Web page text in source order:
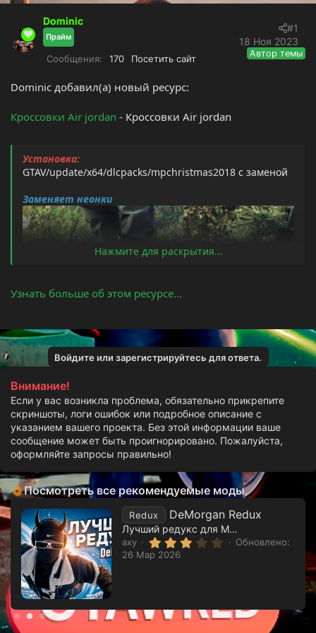
т
м
ы
а
а
Dominic
Прайм
Сообщения 170 Посетить сайт
18 Ноя 2023
#1
Автор темы
Dominic добавил(а) новый ресурс:
Кроссовки Air jordan - Кроссовки Air jordan
Установка:
GTAV/update/x64/dlcpacks/mpchristmas2018 с заменой
Заменяет неонки
Нажмите для раскрытия...
Узнать больше об этом ресурсе...
Войдите или зарегистрируйтесь для ответа.
Внимание!
Если у вас возникла проблема, обязательно прикрепите
скриншоты, логи ошибок или подробное описание с
указанием вашего проекта. Без этой информации ваше
сообщение может быть проигнорировано. Пожалуйста,
оформляйте запросы правильно!
Посмотреть все рекомендуемые моды
Redux DeMorgan Redux
Лучший редукс для Majestic с РП графикой
axy 3
з
Обновлено:
26 Мар 2026